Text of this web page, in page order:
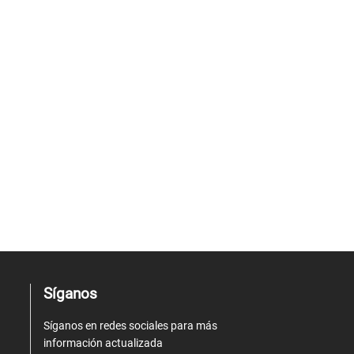
Síganos
Síganos en redes sociales para más
información actualizada